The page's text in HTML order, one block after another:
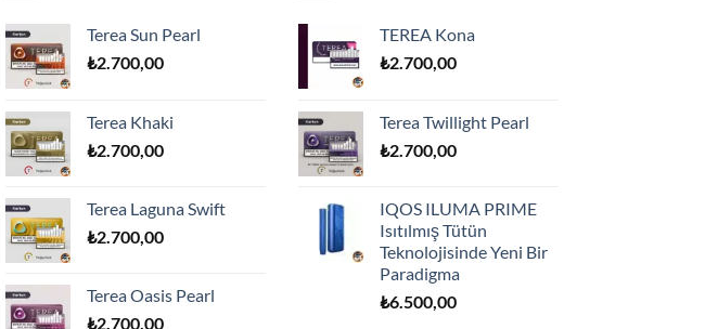
Terea Sun Pearl
₺2.700,00
Terea Khaki
₺2.700,00
Terea Laguna Swift
₺2.700,00
Terea Oasis Pearl
₺2.700,00
TEREA Kona
₺2.700,00
Terea Twillight Pearl
₺2.700,00
IQOS ILUMA PRIME
Isıtılmış Tütün
Teknolojisinde Yeni Bir
Paradigma
₺6.500,00